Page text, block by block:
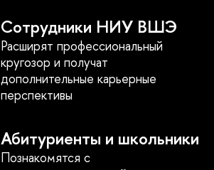
Сотрудники НИУ ВШЭ
Расширят профессиональный
кругозор и получат
дополнительные карьерные
перспективы
Абитуриенты и школьники
Познакомятся с